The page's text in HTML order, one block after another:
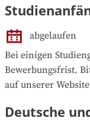
abgelaufen
Bei einigen
Bewerbungsfrist.
auf unserer
Deutsche